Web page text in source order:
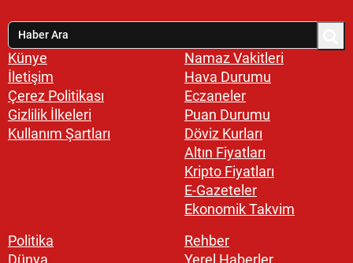
Künye
İletişim
Çerez Politikası
Gizlilik İlkeleri
Kullanım Şartları
Namaz Vakitleri
Hava Durumu
Eczaneler
Puan Durumu
Döviz Kurları
Altın Fiyatları
Kripto Fiyatları
E-Gazeteler
Ekonomik Takvim
Politika
Rehber